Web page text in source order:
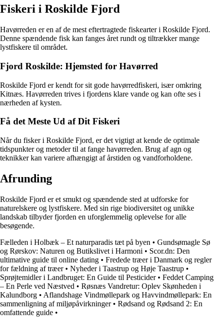
Fiskeri i Roskilde Fjord
Havørreden er en af de mest eftertragtede fiskearter i Roskilde Fjord.
Denne spændende fisk kan fanges året rundt og tiltrækker mange
lystfiskere til området.
Fjord Roskilde: Hjemsted for Havørred
Roskilde Fjord er kendt for sit gode havørredfiskeri, især omkring
Kitnæs. Havørreden trives i fjordens klare vande og kan ofte ses i
nærheden af kysten.
Få det Meste Ud af Dit Fiskeri
Når du fisker i Roskilde Fjord, er det vigtigt at kende de optimale
tidspunkter og metoder til at fange havørreden. Brug af agn og
teknikker kan variere afhængigt af årstiden og vandforholdene.
Afrunding
Roskilde Fjord er et smukt og spændende sted at udforske for
naturelskere og lystfiskere. Med sin rige biodiversitet og unikke
landskab tilbyder fjorden en uforglemmelig oplevelse for alle
besøgende.
Fælleden i Holbæk – Et naturparadis tæt på byen • Gundsømagle Sø
og Rørskov: Naturen og Butikslivet i Harmoni • Scor.dn: Den
ultimative guide til online dating • Fredede træer i Danmark og regler
for fældning af træer• Nyheder i Taastrup og Høje Taastrup •
Sprøjtemidler i Landbruget: En Guide til Pesticider• Feddet Camping
– En Perle ved Næstved • Røsnæs Vandretur: Oplev Skønheden i
Kalundborg • Aflandshage Vindmøllepark og Havvindmøllepark: En
sammenligning af miljøpåvirkninger• Rødsand og Rødsand 2: En
omfattende guide •